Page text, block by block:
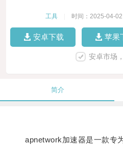
工具 时间：2025-04-02
安卓下载 苹果
安卓市场
简介
apnetwork加速器是一款专为